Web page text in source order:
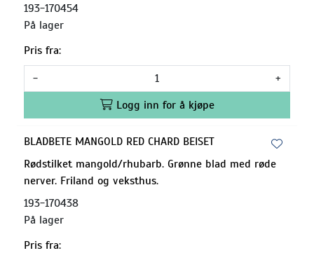
193-170454
På lager
Pris fra:
-
+
Logg inn for å kjøpe
BLADBETE MANGOLD RED CHARD BEISET
Rødstilket mangold/rhubarb. Grønne blad med røde
nerver. Friland og veksthus.
193-170438
På lager
Pris fra: